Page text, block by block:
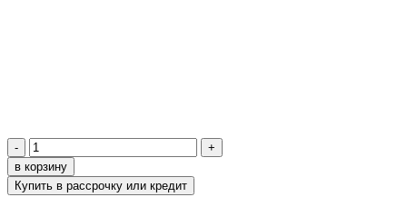
-
+
в корзину
Купить в рассрочку или кредит